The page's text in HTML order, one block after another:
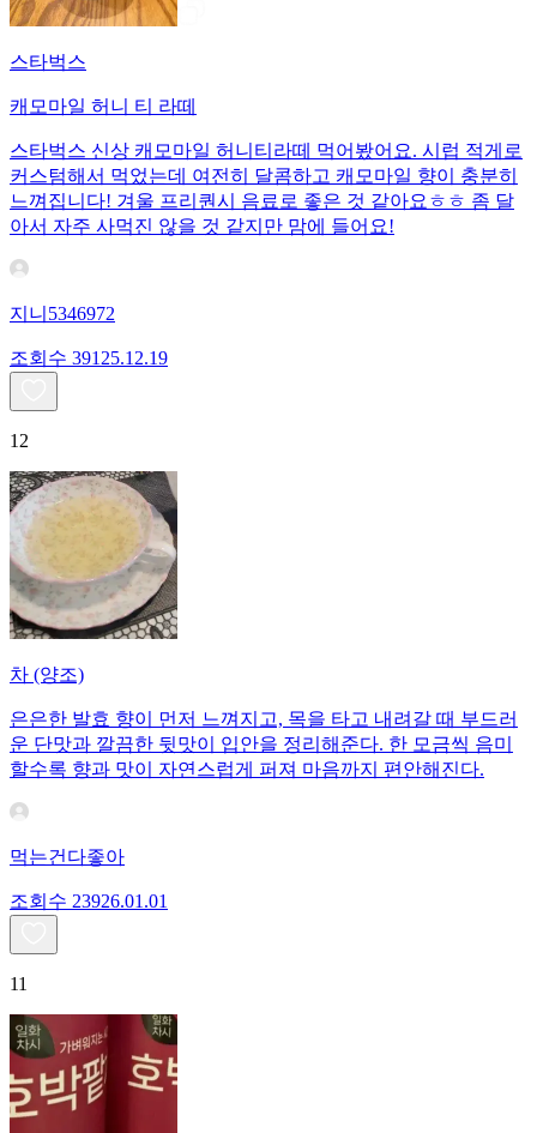
스타벅스
캐모마일 허니 티 라떼
스타벅스 신상 캐모마일 허니티라떼 먹어봤어요. 시럽 적게로
커스텀해서 먹었는데 여전히 달콤하고 캐모마일 향이 충분히
느껴집니다! 겨울 프리퀀시 음료로 좋은 것 같아요ㅎㅎ 좀 달
아서 자주 사먹진 않을 것 같지만 맘에 들어요!
지니5346972
조회수 391 25.12.19
12
차 (양조)
은은한 발효 향이 먼저 느껴지고, 목을 타고 내려갈 때 부드러
운 단맛과 깔끔한 뒷맛이 입안을 정리해준다. 한 모금씩 음미
할수록 향과 맛이 자연스럽게 퍼져 마음까지 편안해진다.
먹는건다좋아
조회수 23926.01.01
11